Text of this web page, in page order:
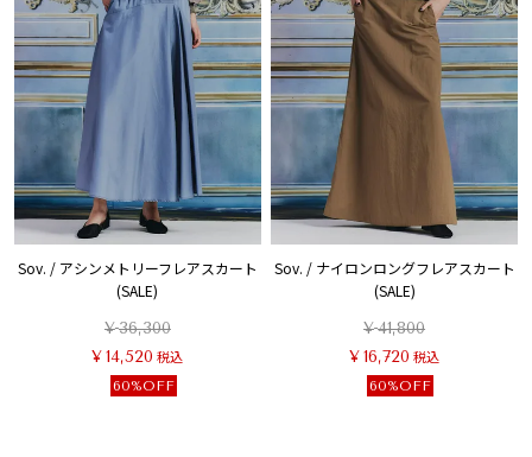
Sov. / アシンメトリーフレアスカート
(SALE)
¥36,300
¥ 14,520 税込
60%OFF
Sov. / ナイロンロングフレアスカート
(SALE)
¥41,800
¥16,720 税込
60%OFF